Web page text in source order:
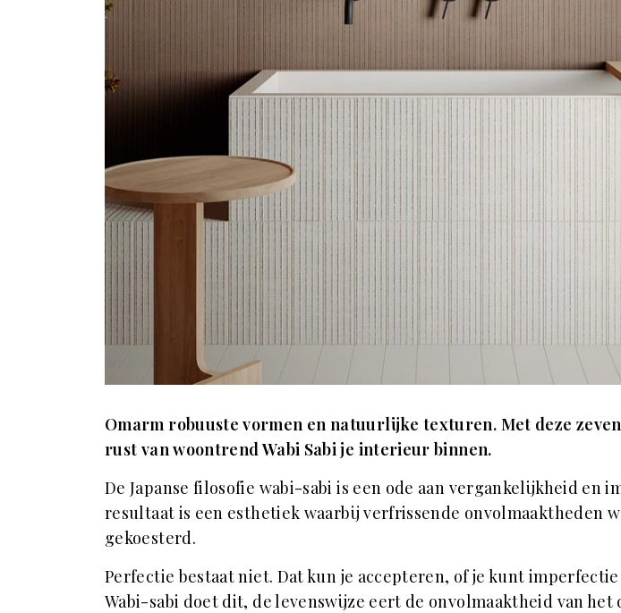
Omarm robuuste vormen en natuurlijke texturen. Met deze
rust van woontrend Wabi Sabi je interieur binnen.
De Japanse filosofie wabi-sabi is een ode aan vergankelijkheid en
resultaat is een esthetiek waarbij verfrissende onvolmaaktheden
gekoesterd.
Perfectie bestaat niet. Dat kun je accepteren, of je kunt
Wabi-sabi doet dit, de levenswijze eert de onvolmaaktheid van het